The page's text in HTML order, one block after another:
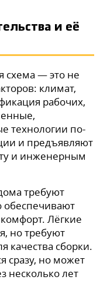
и её
схема — это не
климат,
рабочих,
технологии по-
и предъявляют
и инженерным
требуют
обеспечивают
Лёгкие
но требуют
качества сборки.
сразу, но может
несколько лет